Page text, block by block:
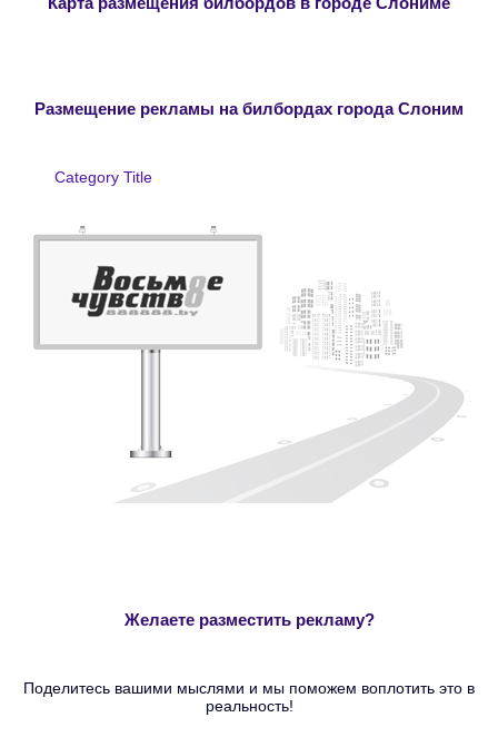
Размещение рекламы на билбордах города Слоним
Category Title
Желаете разместить рекламу?
Поделитесь вашими мыслями и мы поможем воплотить это в
реальность!